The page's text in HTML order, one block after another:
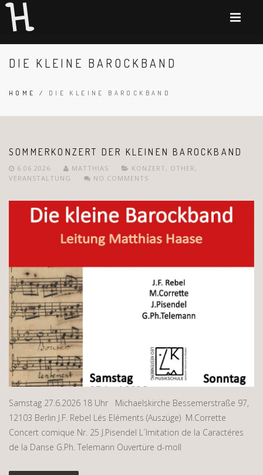
DIE KLEINE BAROCKBAND
HOME / DIE KLEINE BAROCKBAND
SOMMERKONZERT DER KLEINEN BAROCKBAND
6.06.2026 MATTHIAS KONZERT , OTHER ,
VERANSTALTUNG
NO COMMENTS
Samstag 27.6.2026 18 Uhr Michaelskirche Bessemerstraße 97,
12103 Berlin J.F. Rebel Lés Eléments (Auszüge) M.Corrette
Concert comique Nr. 25 J.Pisendel L´Imitation de la Caractéres
de la Danse G.Ph. Telemann Ouvertüre d-moll